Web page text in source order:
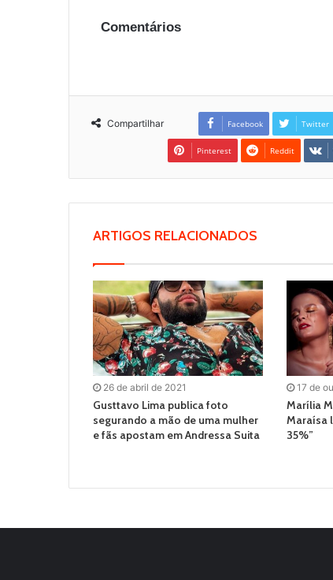
Comentários
Compartilhar Facebook Twitter
Pinterest Reddit
ARTIGOS RELACIONADOS
26 de abril de 2021
Gusttavo Lima publica foto
segurando a mão de uma mulher
e fãs apostam em Andressa Suita
17 de
Marília
Maraísa
35%”